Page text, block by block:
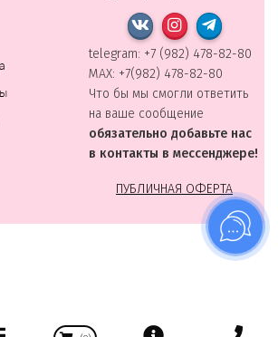
telegram: +7 (982) 478-82-80
MAХ: +7(982) 478-82-80
Что бы мы смогли ответить
на ваше сообщение
обязательно добавьте нас
в контакты в мессенджере!
ПУБЛИЧНАЯ ОФЕРТА